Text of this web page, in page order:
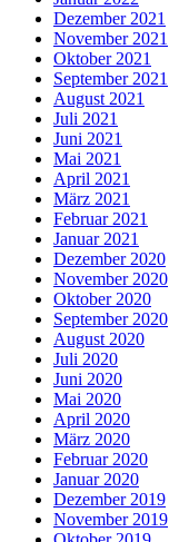
Dezember 2021
November 2021
Oktober 2021
September 2021
August 2021
Juli 2021
Juni 2021
Mai 2021
April 2021
März 2021
Februar 2021
Januar 2021
Dezember 2020
November 2020
Oktober 2020
September 2020
August 2020
Juli 2020
Juni 2020
Mai 2020
April 2020
März 2020
Februar 2020
Januar 2020
Dezember 2019
November 2019